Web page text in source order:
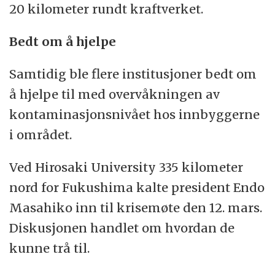
20 kilometer rundt kraftverket.
Bedt om å hjelpe
Samtidig ble flere institusjoner bedt om
å hjelpe til med overvåkningen av
kontaminasjonsnivået hos innbyggerne
i området.
Ved Hirosaki University 335 kilometer
nord for Fukushima kalte president Endo
Masahiko inn til krisemøte den 12. mars.
Diskusjonen handlet om hvordan de
kunne trå til.